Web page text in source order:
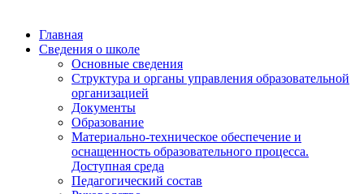
Главная
Сведения о школе
Основные сведения
Структура и органы управления образовательной
организацией
Документы
Образование
Материально-техническое обеспечение и
оснащенность образовательного процесса.
Доступная среда
Педагогический состав